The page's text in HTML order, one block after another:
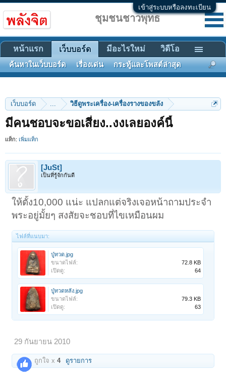
เข้าสู่ระบบหรือลงทะเบียน
เว็บบอร์ด ... วิธีดูพระเครื่อง-เครื่องรางของขลัง
มีคนชอบจะขอเสี่ยง..งงเลยองค์นี้
แท็ก: เพิ่มแท็ก
[JuSt]
เป็นที่รู้จักกันดี
ให้ตั้ง10,000 แน่ะ แปลกแต่จริงเจอหน้าถามประจำ
พระอยู่มั้ยๆ สงสัยจะชอบที่ไขเหมือนผม
ไฟล์ที่แนบมา:
ปู่ทวด.jpg
ขนาดไฟล์:
72.8 KB
เปิดดู:
64
ปู่ทวดหลัง.jpg
ขนาดไฟล์:
79.3 KB
เปิดดู:
63
29 กันยายน 2010
ถูกใจ x4 ดูรายการ
ชุมชนชาวพุทธ
หน้าแรก เว็บบอร์ด
ค้นหาในเว็บบอร์ด เรื่องเด่น กระทู้และโพสต์ล่าสุด
มีอะไรใหม่ วิดีโอ